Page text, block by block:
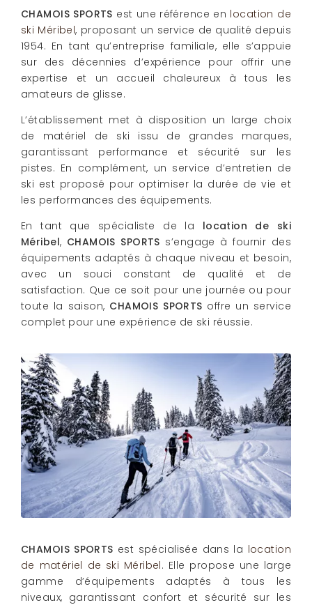
CHAMOIS SPORTS est une référence en location de
ski Méribel, proposant un service de qualité depuis
1954. En tant qu’entreprise familiale, elle s’appuie
sur des décennies d’expérience pour offrir une
expertise et un accueil chaleureux à tous les
amateurs de glisse.
L’établissement met à disposition un large choix
de matériel de ski issu de grandes marques,
garantissant performance et sécurité sur les
pistes. En complément, un service d’entretien de
ski est proposé pour optimiser la durée de vie et
les performances des équipements.
En tant que spécialiste de la location de ski
Méribel, CHAMOIS SPORTS s’engage à fournir des
équipements adaptés à chaque niveau et besoin,
avec un souci constant de qualité et de
satisfaction. Que ce soit pour une journée ou pour
toute la saison, CHAMOIS SPORTS offre un service
complet pour une expérience de ski réussie.
CHAMOIS SPORTS est spécialisée dans la location
de matériel de ski Méribel. Elle propose une large
gamme d’équipements adaptés à tous les
niveaux, garantissant confort et sécurité sur les